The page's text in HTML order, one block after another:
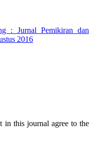
: Jurnal Pemikiran dan
2016
in this journal agree to the